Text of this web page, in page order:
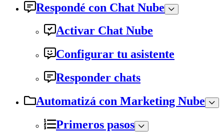
Respondé con Chat Nube
Activar Chat Nube
Configurar tu asistente
Responder chats
Automatizá con Marketing Nube
Primeros pasos